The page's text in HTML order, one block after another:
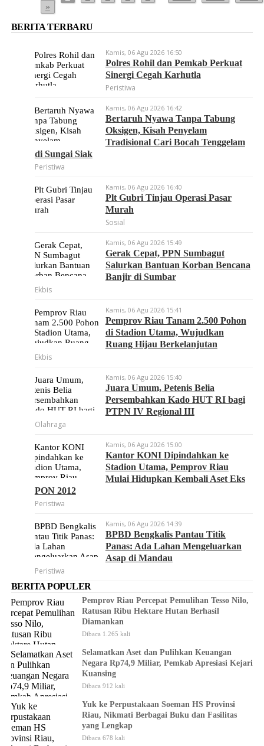
»
BERITA TERBARU
Kamis, 06 Agu 2026 16:50
Polres Rohil dan Pemkab Perkuat
Sinergi Cegah Karhutla
Peristiwa
Kamis, 06 Agu 2026 16:42
Bertaruh Nyawa Tanpa Tabung
Oksigen, Kisah Penyelam
Tradisional Cari Bocah Tenggelam
di Sungai Siak
Peristiwa
Kamis, 06 Agu 2026 16:40
Plt Gubri Tinjau Operasi Pasar
Murah
Sosial
Kamis, 06 Agu 2026 15:49
Gerak Cepat, PPN Sumbagut
Salurkan Bantuan Korban Bencana
Banjir di Sumbar
Ekbis
Kamis, 06 Agu 2026 15:41
Pemprov Riau Tanam 2.500 Pohon
di Stadion Utama, Wujudkan
Ruang Hijau Berkelanjutan
Ekbis
Kamis, 06 Agu 2026 15:40
Juara Umum, Petenis Belia
Persembahkan Kado HUT RI bagi
PTPN IV Regional III
Olahraga
Kamis, 06 Agu 2026 15:00
Kantor KONI Dipindahkan ke
Stadion Utama, Pemprov Riau
Mulai Hidupkan Kembali Aset Eks
PON 2012
Peristiwa
Kamis, 06 Agu 2026 14:39
BPBD Bengkalis Pantau Titik
Panas: Ada Lahan Mengeluarkan
Asap di Mandau
Peristiwa
BERITA POPULER
Pemprov Riau Percepat Pemulihan Tesso Nilo,
Ratusan Ribu Hektare Hutan Berhasil
Diamankan
Dibaca 1.265 kali
Selamatkan Aset dan Pulihkan Keuangan
Negara Rp74,9 Miliar, Pemkab Apresiasi Kejari
Kuansing
Dibaca 912 kali
Yuk ke Perpustakaan Soeman HS Provinsi
Riau, Nikmati Berbagai Buku dan Fasilitas
yang Lengkap
Dibaca 678 kali